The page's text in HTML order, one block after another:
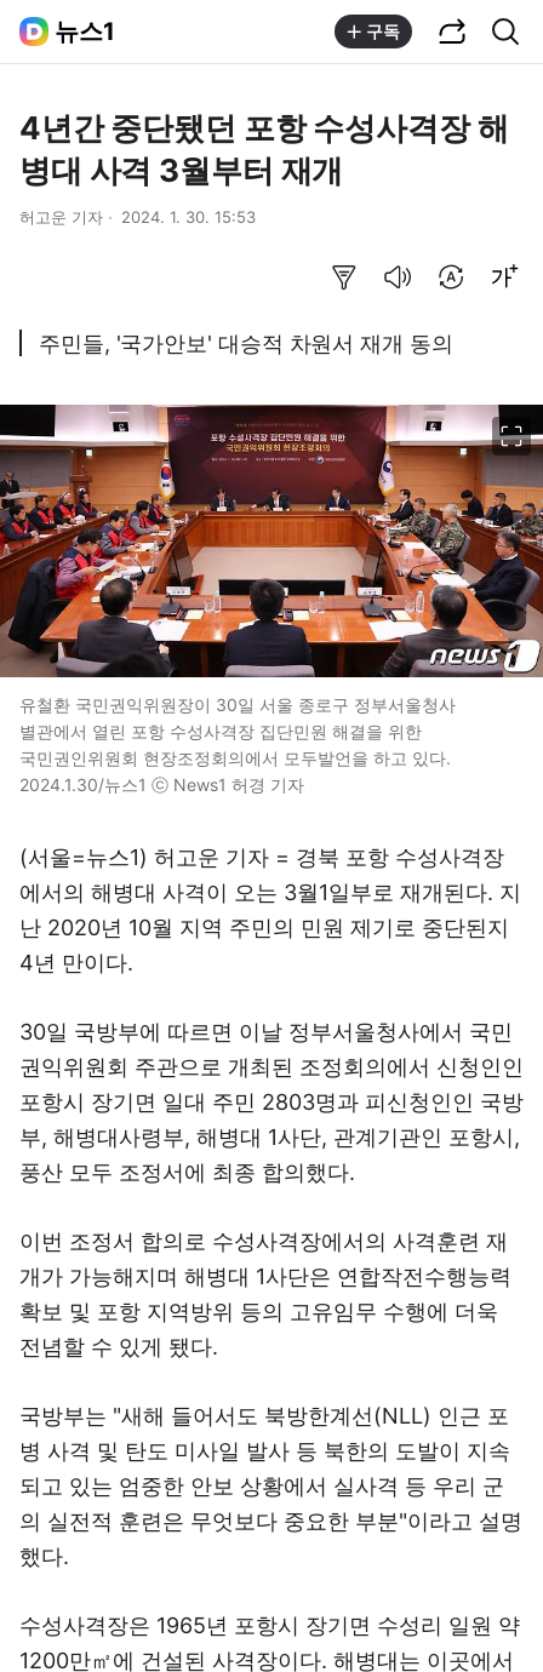
뉴스1 구독
4년간 중단됐던 포항 수성사격장 해
병대 사격 3월부터 재개
허고운 기자 2024. 1. 30. 15:53
주민들, '국가안보' 대승적 차원서 재개 동의
유철환 국민권익위원장이 30일 서울 종로구 정부서울청사
별관에서 열린 포항 수성사격장 집단민원 해결을 위한
국민권인위원회 현장조정회의에서 모두발언을 하고 있다.
2024.1.30/뉴스1 ⓒ News1 허경 기자
(서울=뉴스1) 허고운 기자 = 경북 포항 수성사격장
에서의 해병대 사격이 오는 3월1일부로 재개된다. 지
난 2020년 10월 지역 주민의 민원 제기로 중단된지
4년 만이다.
30일 국방부에 따르면 이날 정부서울청사에서 국민
권익위원회 주관으로 개최된 조정회의에서 신청인인
포항시 장기면 일대 주민 2803명과 피신청인인 국방
부, 해병대사령부, 해병대 1사단, 관계기관인 포항시,
풍산 모두 조정서에 최종 합의했다.
이번 조정서 합의로 수성사격장에서의 사격훈련 재
개가 가능해지며 해병대 1사단은 연합작전수행능력
확보 및 포항 지역방위 등의 고유임무 수행에 더욱
전념할 수 있게 됐다.
국방부는 "새해 들어서도 북방한계선(NLL) 인근 포
병 사격 및 탄도 미사일 발사 등 북한의 도발이 지속
되고 있는 엄중한 안보 상황에서 실사격 등 우리 군
의 실전적 훈련은 무엇보다 중요한 부분"이라고 설명
했다.
수성사격장은 1965년 포항시 장기면 수성리 일원 약
1200만㎡에 건설된 사격장이다. 해병대는 이곳에서